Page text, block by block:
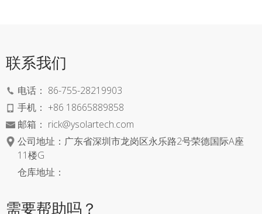
联系我们
电话： 86-755-28219903
手机： +86 18665889858
邮箱： rick@ysolartech.com
公司地址：广东省深圳市龙岗区永乐路2号荣德国际A座
11楼G
仓库地址：
需要帮助吗？